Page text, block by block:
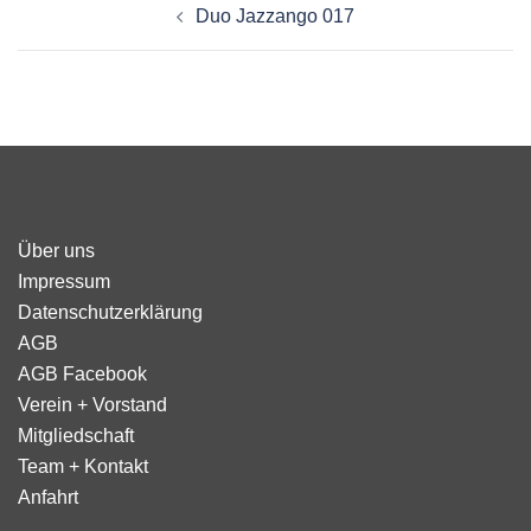
Duo Jazzango 017
Über uns
Impressum
Datenschutzerklärung
AGB
AGB Facebook
Verein + Vorstand
Mitgliedschaft
Team + Kontakt
Anfahrt